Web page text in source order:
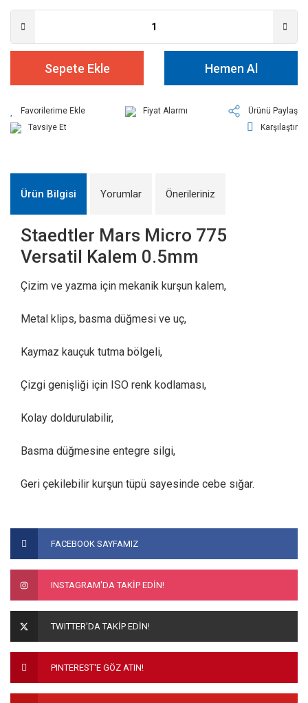
Sepete Ekle Hemen Al
Fiyat Alarmı
Ürünü Paylaş
Tavsiye Et
Karşılaştır
Ürün Bilgisi Yorumlar Önerileriniz
Staedtler Mars Micro 775
Versatil Kalem 0.5mm
Çizim ve yazma için mekanik kurşun kalem,
Metal klips, basma düğmesi ve uç,
Kaymaz kauçuk tutma bölgeli,
Çizgi genişliği için ISO renk kodlaması,
Kolay doldurulabilir,
Basma düğmesine entegre silgi,
Geri çekilebilir kurşun tüpü sayesinde cebe sığar.
Bu ürüne ilk yorumu siz yapın!
Yorum Yaz
kullanarak tarafımıza iletebilirsiniz.
Görüş ve önerileriniz için teşekkür ederiz.
Ürün açıklamasında eksik bilgiler bulunuyor.
Ürün fiyatı diğer sitelerden daha pahalı.
Bu ürüne benzer farklı alternatifler olmalı.
FACEBOOK SAYFAMIZ
INSTAGRAM'DA TAKİP EDİN!
TWITTER'DA TAKİP EDİN!
PINTEREST'E GÖZ ATIN!